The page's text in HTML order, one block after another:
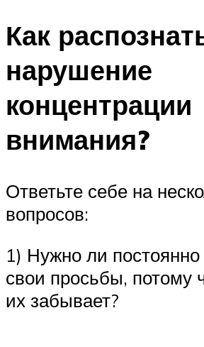
Как
нарушение
концентрации
внимания?
Ответьте себе на
вопросов:
1) Нужно ли постоянно
свои просьбы, потому
их забывает?